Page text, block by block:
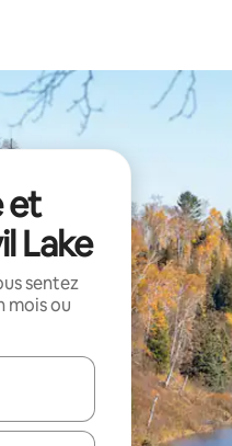
et
Lake
sentez
mois ou
flèches vers le haut et vers